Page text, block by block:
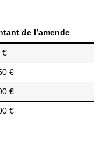
de l’amende
€
€
€
€